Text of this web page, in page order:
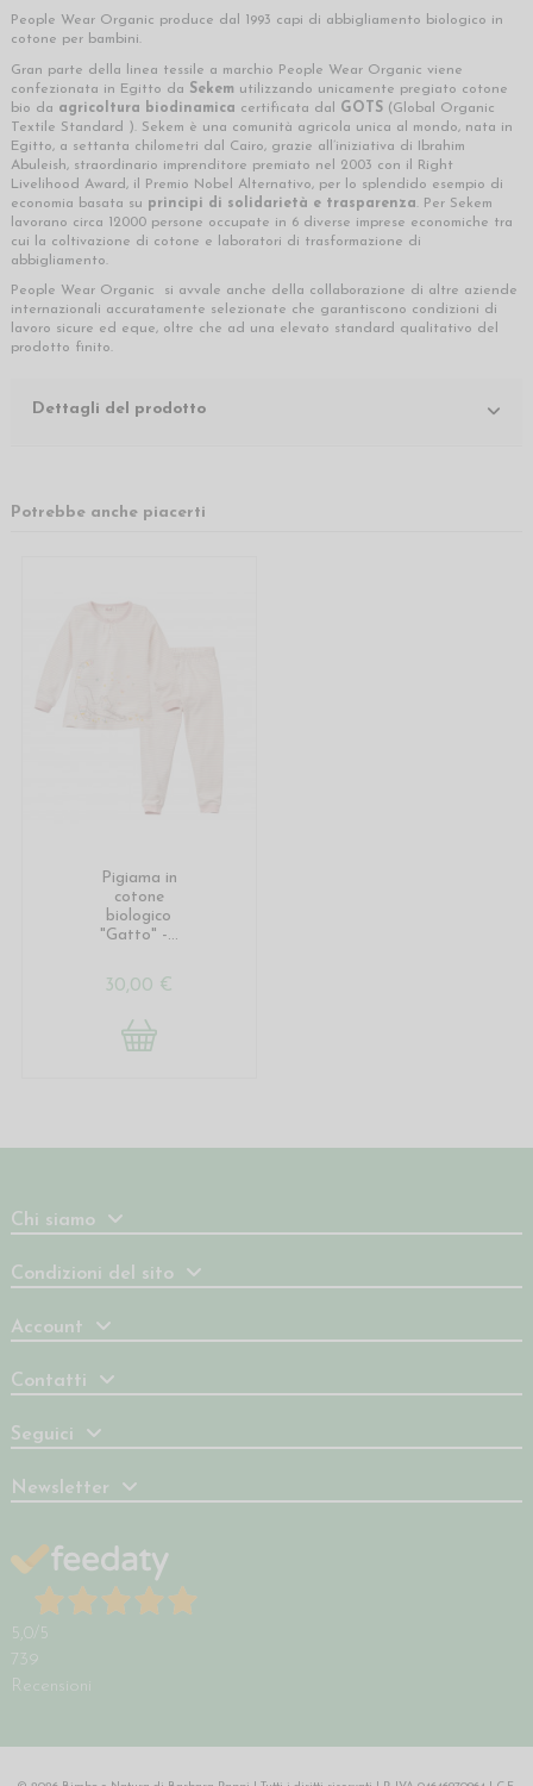
People Wear Organic produce dal 1993 capi di abbigliamento biologico in
cotone per bambini.
Gran parte della linea tessile a marchio People Wear Organic viene
confezionata in Egitto da Sekem utilizzando unicamente pregiato cotone
bio da agricoltura biodinamica certificata dal GOTS (Global Organic
Textile Standard ). Sekem è una comunità agricola unica al mondo, nata in
Egitto, a settanta chilometri dal Cairo, grazie all’iniziativa di Ibrahim
Abuleish, straordinario imprenditore premiato nel 2003 con il Right
Livelihood Award, il Premio Nobel Alternativo, per lo splendido esempio di
economia basata su principi di solidarietà e trasparenza. Per Sekem
lavorano circa 12000 persone occupate in 6 diverse imprese economiche tra
cui la coltivazione di cotone e laboratori di trasformazione di
abbigliamento.
People Wear Organic si avvale anche della collaborazione di altre aziende
internazionali accuratamente selezionate che garantiscono condizioni di
lavoro sicure ed eque, oltre che ad una elevato standard qualitativo del
prodotto finito.
Dettagli del prodotto
Potrebbe anche piacerti
Pigiama in
cotone
biologico
"Gatto" -...
30,00 €
Chi siamo
Condizioni del sito
Account
Contatti
Seguici
Newsletter
5,0 /5
739
Recensioni